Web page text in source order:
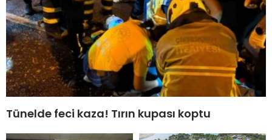
Tünelde feci kaza! Tırın kupası koptu